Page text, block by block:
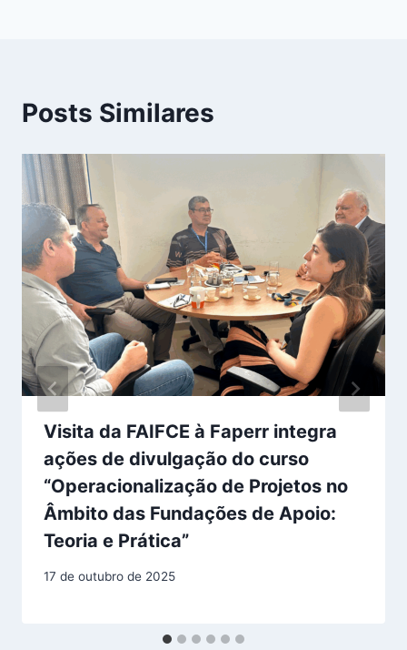
Posts Similares
Visita da FAIFCE à Faperr integra
ações de divulgação do curso
“Operacionalização de Projetos no
Âmbito das Fundações de Apoio:
Teoria e Prática”
17 de outubro de 2025